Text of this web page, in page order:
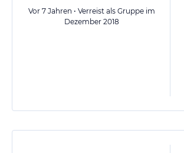
Vor 7 Jahren • Verreist als Gruppe im
Dezember 2018